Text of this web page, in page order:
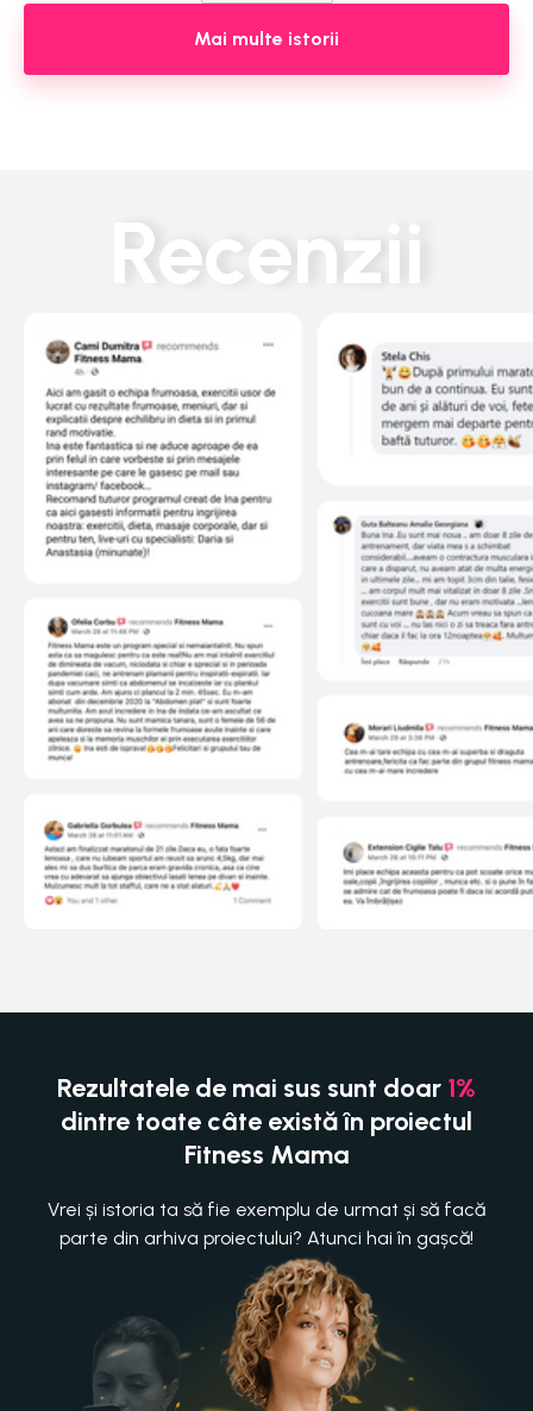
Mai multe istorii
Recenzii
Rezultatele de mai sus sunt doar 1%
dintre toate câte există în proiectul
Fitness Mama
Vrei și istoria ta să fie exemplu de urmat și să facă
parte din arhiva proiectului? Atunci hai în gașcă!